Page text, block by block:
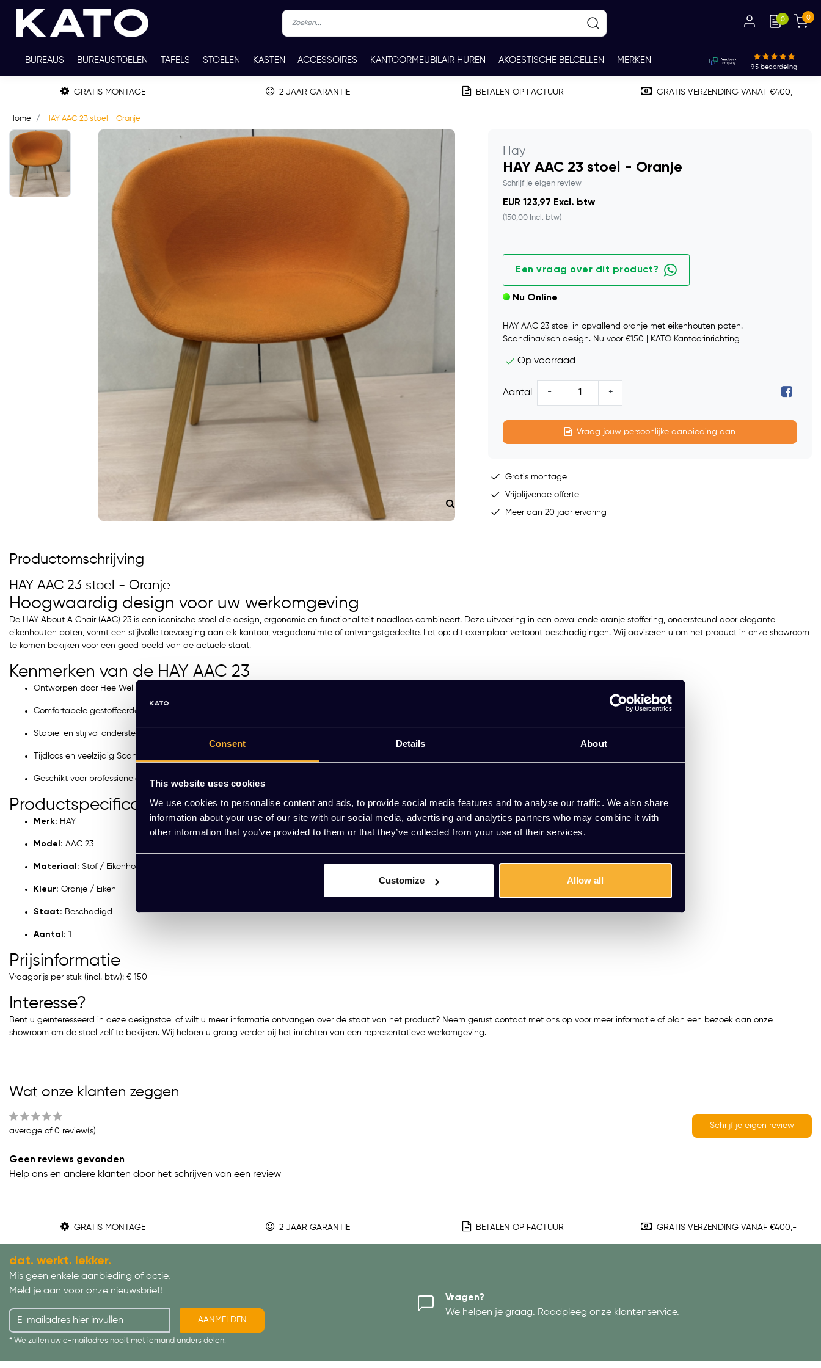
Consent Details About
This website uses cookies
We use cookies to personalise content and ads, to provide social media features and to analyse our traffic. We also share
information about your use of our site with our social media, advertising and analytics partners who may combine it with
other information that you’ve provided to them or that they’ve collected from your use of their services.
Customize Allow all
0 0
BUREAUS BUREAUSTOELEN TAFELS STOELEN KASTEN ACCESSOIRES KANTOORMEUBILAIR HUREN AKOESTISCHE BELCELLEN MERKEN
TWEEDEHANDS THUISWERKPLEKKEN WERKBLADKLEUREN CONTACT
9.5 beoordeling
GRATIS MONTAGE 2 JAAR GARANTIE BETALEN OP FACTUUR GRATIS VERZENDING VANAF €400,-
Home HAY AAC 23 stoel - Oranje
Hay
HAY AAC 23 stoel - Oranje
Schrijf je eigen review
EUR 123,97 Excl. btw
(150,00 Incl. btw)
Een vraag over dit product?
Nu Online
HAY AAC 23 stoel in opvallend oranje met eikenhouten poten.
Scandinavisch design. Nu voor €150 | KATO Kantoorinrichting
Op voorraad
Aantal - +
Vraag jouw persoonlijke aanbieding aan
Gratis montage
Vrijblijvende offerte
Meer dan 20 jaar ervaring
Productomschrijving
HAY AAC 23 stoel - Oranje
Hoogwaardig design voor uw werkomgeving
De HAY About A Chair (AAC) 23 is een iconische stoel die design, ergonomie en functionaliteit naadloos combineert. Deze uitvoering in een opvallende oranje stoffering, ondersteund door elegante
eikenhouten poten, vormt een stijlvolle toevoeging aan elk kantoor, vergaderruimte of ontvangstgedeelte. Let op: dit exemplaar vertoont beschadigingen. Wij adviseren u om het product in onze showroom
te komen bekijken voor een goed beeld van de actuele staat.
Kenmerken van de HAY AAC 23
Ontworpen door Hee Welling voor HAY.
Comfortabele gestoffeerde zitting in een opvallende oranje kleur.
Stabiel en stijlvol onderstel van eikenhout.
Tijdloos en veelzijdig Scandinavisch design.
Geschikt voor professionele kantooromgevingen.
Productspecificaties
Merk: HAY
Model: AAC 23
Materiaal: Stof / Eikenhout
Kleur: Oranje / Eiken
Staat: Beschadigd
Aantal: 1
Prijsinformatie
Vraagprijs per stuk (incl. btw): € 150
Interesse?
Bent u geïnteresseerd in deze designstoel of wilt u meer informatie ontvangen over de staat van het product? Neem gerust contact met ons op voor meer informatie of plan een bezoek aan onze
showroom om de stoel zelf te bekijken. Wij helpen u graag verder bij het inrichten van een representatieve werkomgeving.
Wat onze klanten zeggen
average of 0 review(s)
Schrijf je eigen review
Geen reviews gevonden
Help ons en andere klanten door het schrijven van een review
GRATIS MONTAGE 2 JAAR GARANTIE BETALEN OP FACTUUR GRATIS VERZENDING VANAF €400,-
dat. werkt. lekker.
Mis geen enkele aanbieding of actie.
Meld je aan voor onze nieuwsbrief!
AANMELDEN
* We zullen uw e-mailadres nooit met iemand anders delen.
Vragen?
We helpen je graag. Raadpleeg onze klantenservice.